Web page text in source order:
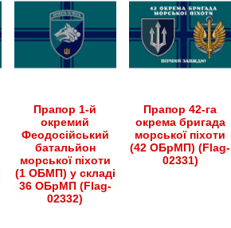
Прапор 1-й
окремий
Феодосійський
батальйон
морської піхоти
(1 ОБМП) у складі
36 ОБрМП (Flag-
02332)
Прапор 42-га
окрема бригада
морської піхоти
(42 ОБрМП) (Flag-
02331)